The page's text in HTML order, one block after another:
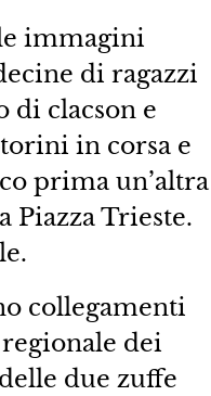
immagini
di ragazzi
di clacson e
in corsa e
prima un’altra
Piazza Trieste.
collegamenti
dei
due zuffe